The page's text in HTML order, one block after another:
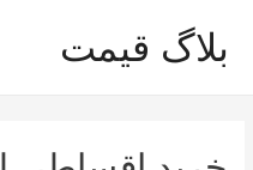
محتوا
بلاگ قیمت